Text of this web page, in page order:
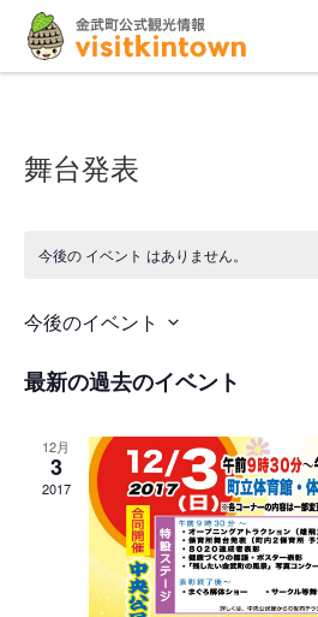
舞台発表
今後の イベント はありません。
今後のイベント
付
を
最新の過去のイベント
12月
3
2017